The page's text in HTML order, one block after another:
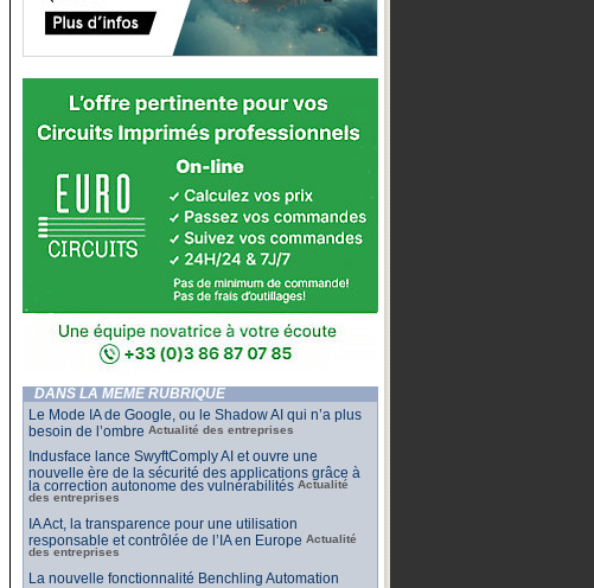
DANS LA MÊME RUBRIQUE
Le Mode IA de Google, ou le Shadow AI qui n’a plus
besoin de l’ombre Actualité des entreprises
Indusface lance SwyftComply AI et ouvre une
nouvelle ère de la sécurité des applications grâce à
la correction autonome des vulnérabilités Actualité
des entreprises
IA Act, la transparence pour une utilisation
responsable et contrôlée de l’IA en Europe Actualité
des entreprises
La nouvelle fonctionnalité Benchling Automation